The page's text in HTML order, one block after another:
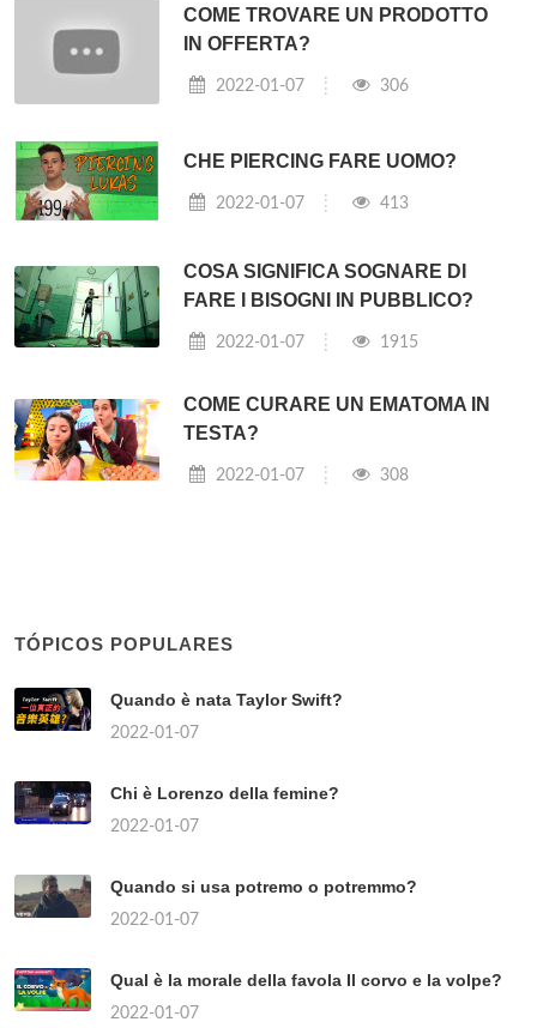
COME TROVARE UN PRODOTTO
IN OFFERTA?
2022-01-07 306
CHE PIERCING FARE UOMO?
2022-01-07 413
COSA SIGNIFICA SOGNARE DI
FARE I BISOGNI IN PUBBLICO?
2022-01-07 1915
COME CURARE UN EMATOMA IN
TESTA?
2022-01-07 308
TÓPICOS POPULARES
Quando è nata Taylor Swift?
2022-01-07
Chi è Lorenzo della femine?
2022-01-07
Quando si usa potremo o potremmo?
2022-01-07
Qual è la morale della favola Il corvo e la volpe?
2022-01-07